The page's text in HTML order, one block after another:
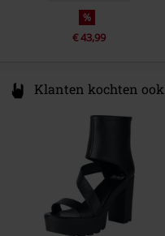
%
€ 43,99
Klanten kochten ook